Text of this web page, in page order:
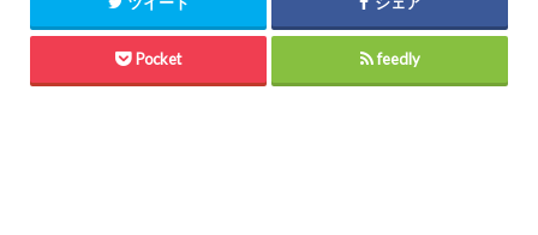
Pocket feedly